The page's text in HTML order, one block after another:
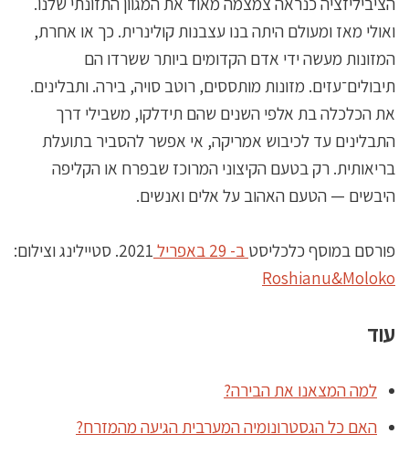
ואולי מאז ומעולם היתה בנו עצבנות קולינרית. כך או אחרת,
המזונות מעשה ידי אדם הקדומים ביותר ששרדו הם
תיבולים־עזים. מזונות מותססים, רוטב סויה, בירה. ותבלינים.
את הכלכלה בת אלפי השנים שהם תידלקו, משבילי דרך
התבלינים עד לכיבוש אמריקה, אי אפשר להסביר בתועלת
בריאותית. רק בטעם הקיצוני המרוכז שבפרח או הקליפה
היבשים — הטעם האהוב על אלים ואנשים.
פורסם במוסף כלכליסט ב- 29 באפריל
2021. סטיילינג וצילום:
Roshianu&Moloko
עוד
למה המצאנו את הבירה?
האם כל הגסטרונומיה המערבית הגיעה מהמזרח?